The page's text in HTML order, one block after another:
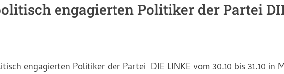
engagierten Politiker der Partei
engagierten Politiker der Partei DIE LINKE vom 30.10 bis 31.10 in